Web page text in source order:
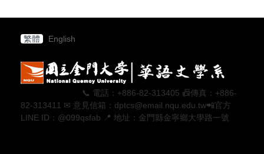
繁體 English
📞 電話：+886-82-313405 📠傳真：+886-
82-313411 ✉ 意見信箱：dptcs@email.nqu.edu.tw📲官方
LINE ID：@099qsfab 📍 地址：金門縣金寧鄉大學路一號